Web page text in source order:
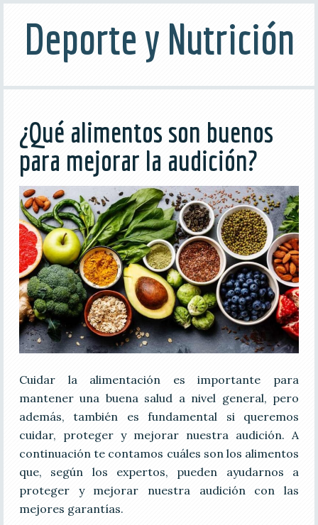
Deporte y Nutrición
¿Qué alimentos son buenos
para mejorar la audición?
Cuidar la alimentación es importante para
mantener una buena salud a nivel general, pero
además, también es fundamental si queremos
cuidar, proteger y mejorar nuestra audición. A
continuación te contamos cuáles son los alimentos
que, según los expertos, pueden ayudarnos a
proteger y mejorar nuestra audición con las
mejores garantías.